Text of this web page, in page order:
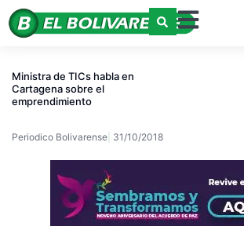
Ministra de TICs habla en
Cartagena sobre el
emprendimiento
Periodico Bolivarense 31/10/2018